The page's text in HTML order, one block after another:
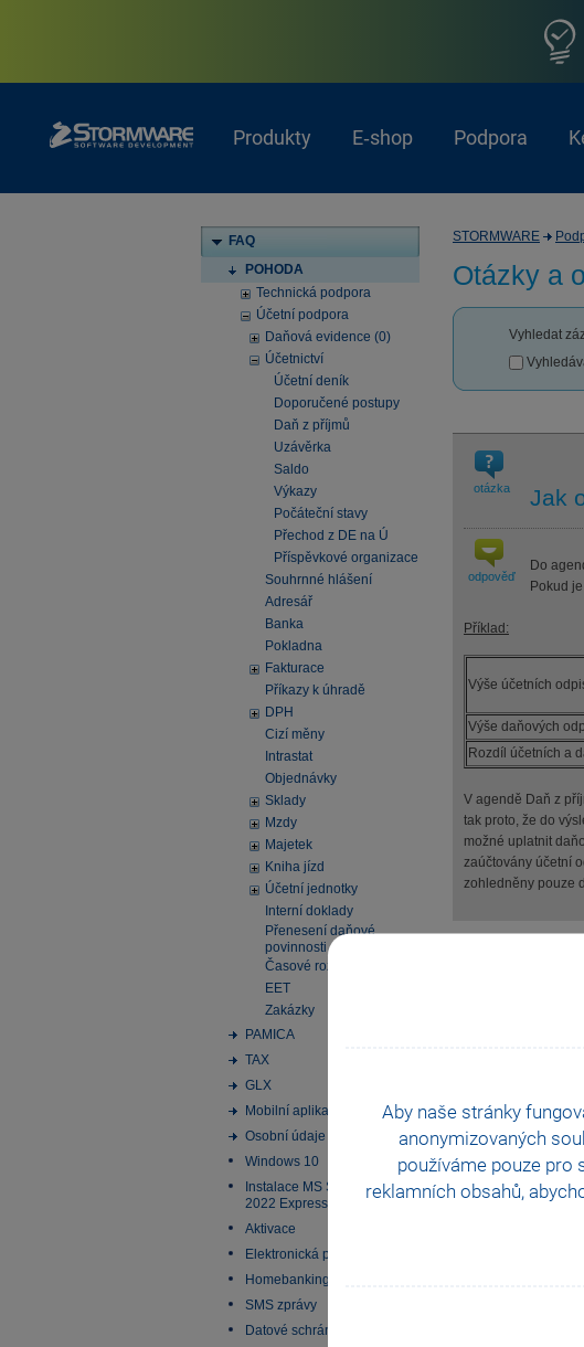
Aby naše stránky
anonymizovaných
používáme pouze pro
reklamních obsahů,
Produkty E‑shop Podpora
FAQ
POHODA
Technická podpora
Účetní podpora
Daňová evidence (0)
Účetnictví
Účetní deník
Doporučené postupy
Daň z příjmů
Uzávěrka
Saldo
Výkazy
Počáteční stavy
Přechod z DE na Ú
Příspěvkové organizace
Souhrnné hlášení
Adresář
Banka
Pokladna
Fakturace
Příkazy k úhradě
DPH
Cizí měny
Intrastat
Objednávky
Sklady
Mzdy
Majetek
Kniha jízd
Účetní jednotky
Interní doklady
Přenesení daňové
povinnosti
Časové rozlišení
EET
Zakázky
PAMICA
TAX
GLX
Mobilní aplikace
Osobní údaje
Windows 10
Instalace MS SQL Server
2022 Express
Aktivace
Elektronická podání
Homebanking
SMS zprávy
Datové schránky
STORMWARE
Otázky a
Vyhledat
otázka Jak
odpověď
Do
Pokud
Příklad:
Výše účetních
Výše daňových
Rozdíl účetních a
V agendě Daň z
tak proto, že do
možné uplatnit
zaúčtovány účetní
zohledněny pouze